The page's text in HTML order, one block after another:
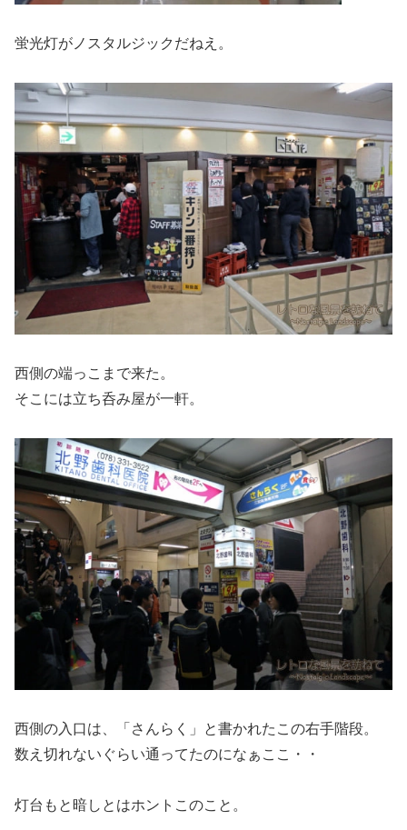
蛍光灯がノスタルジックだねえ。
西側の端っこまで来た。
そこには立ち呑み屋が一軒。
西側の入口は、「さんらく」と書かれたこの右手階段。
数え切れないぐらい通ってたのになぁここ・・
灯台もと暗しとはホントこのこと。